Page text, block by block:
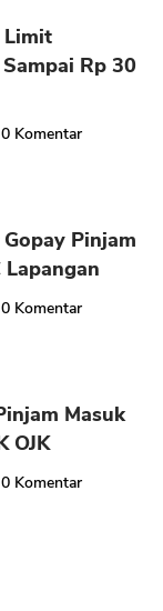
Limit
Rp 30
0 Komentar
Pinjam
Lapangan
0 Komentar
Masuk
OJK
0 Komentar